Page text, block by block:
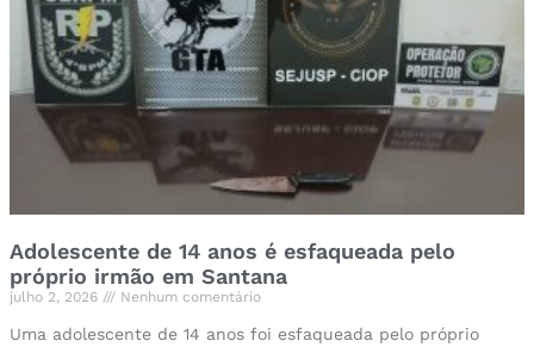
Adolescente de 14 anos é esfaqueada pelo
próprio irmão em Santana
julho 2, 2026 Nenhum comentário
Uma adolescente de 14 anos foi esfaqueada pelo próprio